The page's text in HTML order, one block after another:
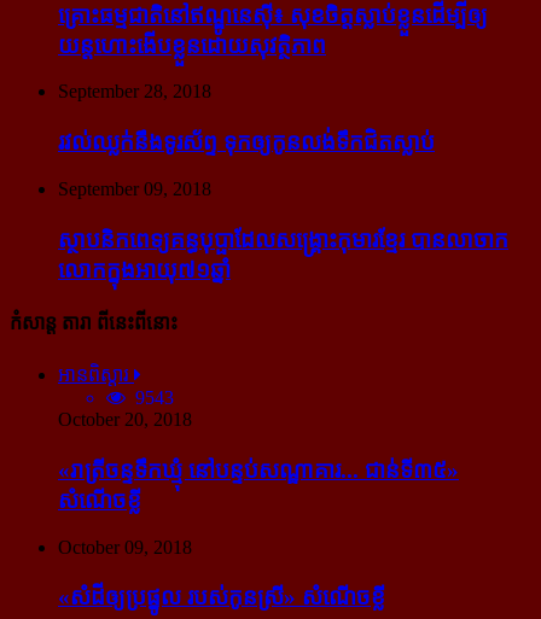
គ្រោះធម្មជាតិនៅឥណ្ឌូនេស៊ី៖ សុខចិត្ត​ស្លាប់​ខ្លួន​ដើម្បី​ឲ្យ​
យន្ដហោះ​ងើប​ខ្លួន​ដោយ​សុវត្ថិភាព
September 28, 2018
រវល់​ឈ្លក់​នឹង​ទូរស័ព្ទ ទុក​ឲ្យ​កូន​លង់​ទឹក​ជិត​ស្លាប់
September 09, 2018
ស្ថាបនិក​ពេទ្យ​គន្ធបុប្ផា​ដែល​សង្គ្រោះ​កុមារ​ខ្មែរ​ បាន​លាចាក​
លោក​ក្នុង​អាយុ​៧១ឆ្នាំ
កំសាន្ដ តារា ពីនេះពីនោះ
អានពិស្ដារ
9543
October 20, 2018
«រាត្រីចន្ទទឹកឃ្មុំ នៅបន្ទប់សណ្ឋាគារ... ជាន់ទី៣៥»
សំណើចខ្លី
October 09, 2018
«សំដី​ឲ្យ​ប្រផ្នូល របស់​កូនស្រី» សំណើចខ្លី